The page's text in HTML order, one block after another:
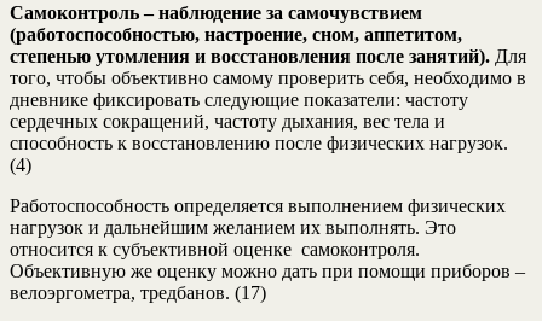
Самоконтроль – наблюдение за самочувствием
(работоспособностью, настроение, сном, аппетитом,
степенью утомления и восстановления после занятий). Для
того, чтобы объективно самому проверить себя, необходимо в
дневнике фиксировать следующие показатели: частоту
сердечных сокращений, частоту дыхания, вес тела и
способность к восстановлению после физических нагрузок.
(4)
Работоспособность определяется выполнением физических
нагрузок и дальнейшим желанием их выполнять. Это
относится к субъективной оценке самоконтроля.
Объективную же оценку можно дать при помощи приборов –
велоэргометра, тредбанов. (17)